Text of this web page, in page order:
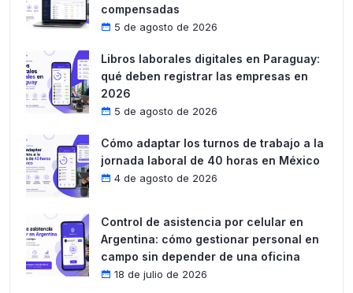
compensadas
5 de agosto de 2026
Libros laborales digitales en Paraguay:
qué deben registrar las empresas en
2026
5 de agosto de 2026
Cómo adaptar los turnos de trabajo a la
jornada laboral de 40 horas en México
4 de agosto de 2026
Control de asistencia por celular en
Argentina: cómo gestionar personal en
campo sin depender de una oficina
18 de julio de 2026